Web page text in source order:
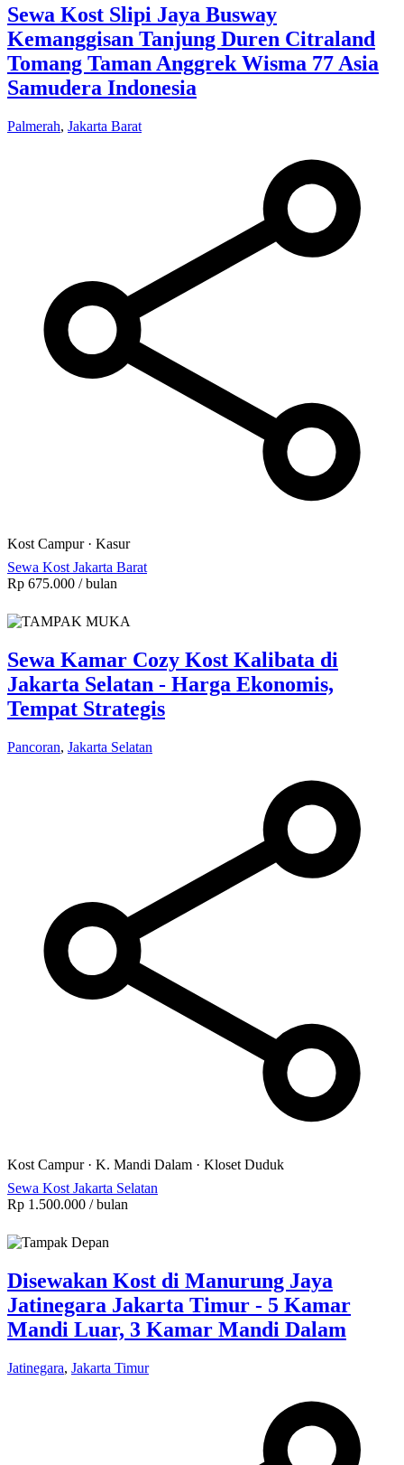
Sewa Kost Slipi Jaya Busway
Kemanggisan Tanjung Duren Citraland
Tomang Taman Anggrek Wisma 77 Asia
Samudera Indonesia
Palmerah, Jakarta Barat
Kost Campur· Kasur
Sewa Kost Jakarta Barat
Rp 675.000 / bulan
Sewa Kamar Cozy Kost Kalibata di
Jakarta Selatan - Harga Ekonomis,
Tempat Strategis
Pancoran, Jakarta Selatan
Kost Campur· K. Mandi Dalam · Kloset Duduk
Sewa Kost Jakarta Selatan
Rp 1.500.000 / bulan
Disewakan Kost di Manurung Jaya
Jatinegara Jakarta Timur - 5 Kamar
Mandi Luar, 3 Kamar Mandi Dalam
Jatinegara, Jakarta Timur